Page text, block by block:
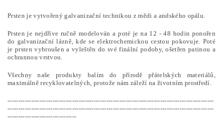
Prsten je vytvořený galvanizační technikou z mědi a andského opálu.
Prsten je nejdříve ručně modelován a poté je na 12 - 48 hodin ponořen
do galvanizační lázně, kde se elektrochemickou cestou pokovuje. Poté
je prsten vybroušen a vyleštěn do své finální podoby, ošetřen patinou a
ochrannou vrstvou.
Všechny naše produkty balím do přírodě přátelských materiálů,
maximálně recyklovatelných, protože nám záleží na životním prostředí.
------------------------------------------------------------------------------------------------
------------------------------------------------------------------------------------------------
--------------------------------